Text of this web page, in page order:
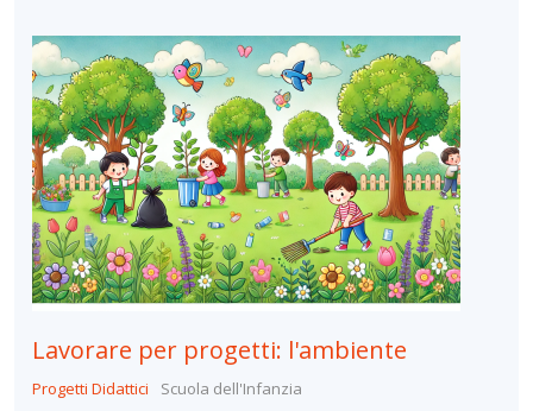
Lavorare per progetti: l'ambiente
Progetti Didattici Scuola dell'Infanzia